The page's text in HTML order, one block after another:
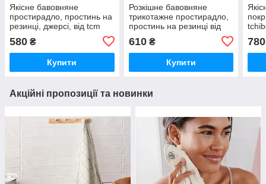
Якісне бавовняне
простирадло, простинь на
резинці, джерсі, від tcm
Tchibo (Чібо), Німеччина
580 ₴
Купити
Розкішне бавовняне
трикотажне простирадло,
простинь на резинці від
Німеччина
610₴
Купити
780
Акційні пропозиції та новинки